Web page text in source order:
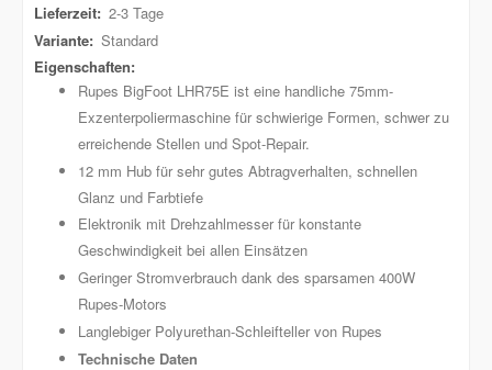
Weitere
Informationen
2-3 Tage
Standard
Rupes BigFoot LHR75E ist eine handliche 75mm-
Exzenterpoliermaschine für schwierige Formen, schwer zu
erreichende Stellen und Spot-Repair.
12 mm Hub für sehr gutes Abtragverhalten, schnellen
Glanz und Farbtiefe
Elektronik mit Drehzahlmesser für konstante
Geschwindigkeit bei allen Einsätzen
Geringer Stromverbrauch dank des sparsamen 400W
Rupes-Motors
Langlebiger Polyurethan-Schleifteller von Rupes
Technische Daten